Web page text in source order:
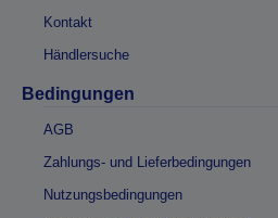
Kontakt
Händlersuche
Bedingungen
AGB
Zahlungs- und Lieferbedingungen
Nutzungsbedingungen